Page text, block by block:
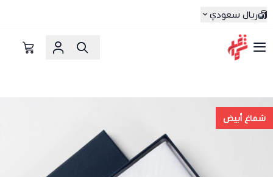
ريال سعودي
شماغ شوب | أفضل متجر شماغ في السعودية
شماغ أبيض